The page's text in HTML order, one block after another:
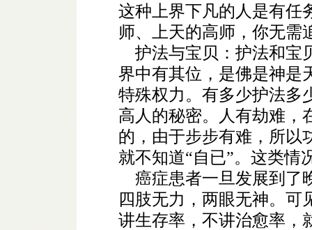
这种上界下凡的人是有任
师、上天的高师，你无需
护法与宝贝：护法和宝
界中有其位，是佛是神是
特殊权力。有多少护法多
高人的秘密。人有劫难，
的，由于步步有难，所以
就不知道“自已”。这类情
癌症患者一旦发展到了
四肢无力，两眼无神。可
讲生存率，不讲治愈率，